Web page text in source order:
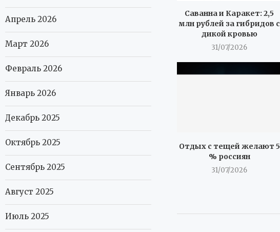
Саванна и Каракет: 2,5
млн рублей за гибридов с
дикой кровью
31/07/2026
Отдых с тещей желают 5
% россиян
31/07/2026
Апрель 2026
Март 2026
Февраль 2026
Январь 2026
Декабрь 2025
Октябрь 2025
Сентябрь 2025
Август 2025
Июль 2025